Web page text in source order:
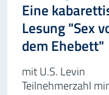
Eine
Lesung "Sex
dem Ehebett"
mit U.S. Levin
Teilnehmerzahl